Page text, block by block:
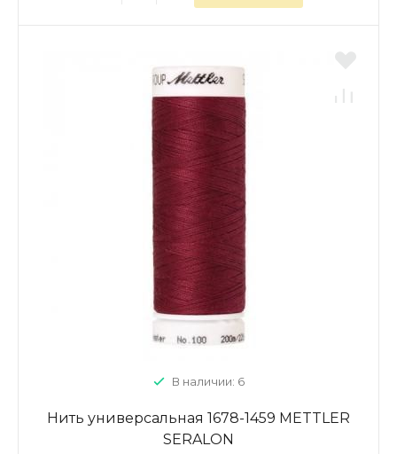
В наличии: 6
Нить универсальная 1678-1459 METTLER
SERALON